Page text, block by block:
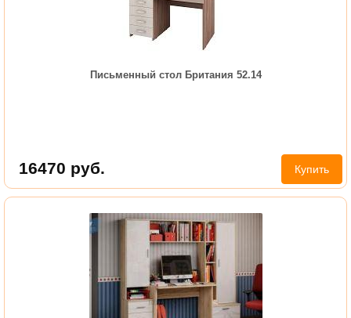
Письменный стол Британия 52.14
16470 руб. Купить